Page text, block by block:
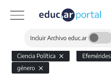
Incluir Archivo educ.ar
Ciencia Política Efemérides
género